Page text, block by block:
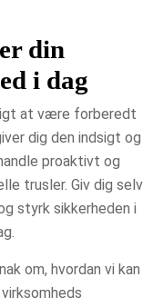
din
i dag
at være forberedt
dig den indsigt og
proaktivt og
trusler. Giv dig selv
styrk sikkerheden i
om, hvordan vi kan